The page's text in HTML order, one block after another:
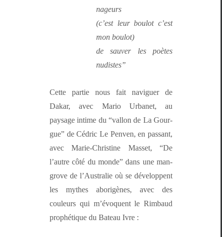
nageurs
(c’est leur boulot c’est
mon boulot)
de sauver les poètes
nudistes”
Cette par­tie nous fait nav­iguer de
Dakar, avec Mario Urbanet, au
paysage intime du “val­lon de La Gour­
gue” de Cédric Le Pen­ven, en pas­sant,
avec Marie-Chris­tine Mas­set, “De
l’autre côté du monde” dans une man­
grove de l’Aus­tralie où se dévelop­pent
les mythes aborigènes, avec des
couleurs qui m’évo­quent le Rim­baud
prophé­tique du Bateau Ivre :